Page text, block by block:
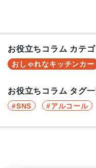
お役立ちコラム カテ
おしゃれなキッチンカー
お役立ちコラム タグ
SNS アルコール